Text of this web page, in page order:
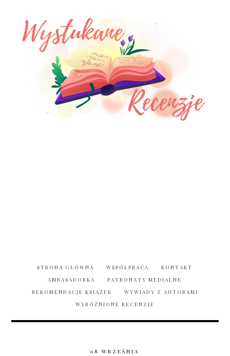
STRONA GŁÓWNA WSPÓŁPRACA
KONTAKT
AMBASADORKA
PATRONATY MEDIALNE
REKOMENDACJE KSIĄŻEK
WYWIADY Z AUTORAMI
WYRÓŻNIONE RECENZJE
08 WRZEŚNIA